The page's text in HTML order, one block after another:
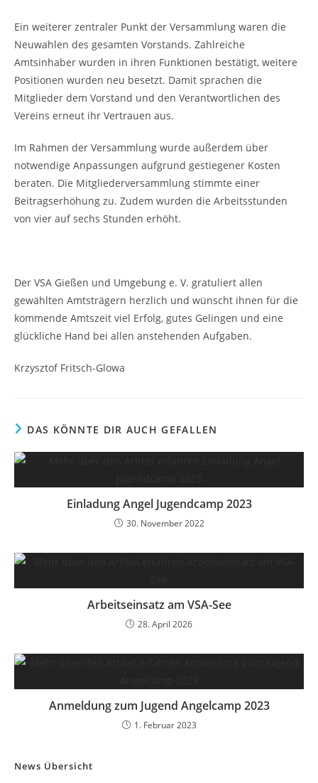
Ein weiterer zentraler Punkt der Versammlung waren die
Neuwahlen des gesamten Vorstands. Zahlreiche
Amtsinhaber wurden in ihren Funktionen bestätigt, weitere
Positionen wurden neu besetzt. Damit sprachen die
Mitglieder dem Vorstand und den Verantwortlichen des
Vereins erneut ihr Vertrauen aus.
Im Rahmen der Versammlung wurde außerdem über
notwendige Anpassungen aufgrund gestiegener Kosten
beraten. Die Mitgliederversammlung stimmte einer
Beitragserhöhung zu. Zudem wurden die Arbeitsstunden
von vier auf sechs Stunden erhöht.
Der VSA Gießen und Umgebung e. V. gratuliert allen
gewählten Amtsträgern herzlich und wünscht ihnen für die
kommende Amtszeit viel Erfolg, gutes Gelingen und eine
glückliche Hand bei allen anstehenden Aufgaben.
Krzysztof Fritsch-Glowa
DAS KÖNNTE DIR AUCH GEFALLEN
Einladung Angel Jugendcamp 2023
30. November 2022
Arbeitseinsatz am VSA-See
28. April 2026
Anmeldung zum Jugend Angelcamp 2023
1. Februar 2023
News Übersicht